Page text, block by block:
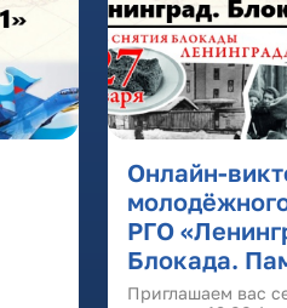
Онлайн-
РГО
Блокада.
Приглашаем вас